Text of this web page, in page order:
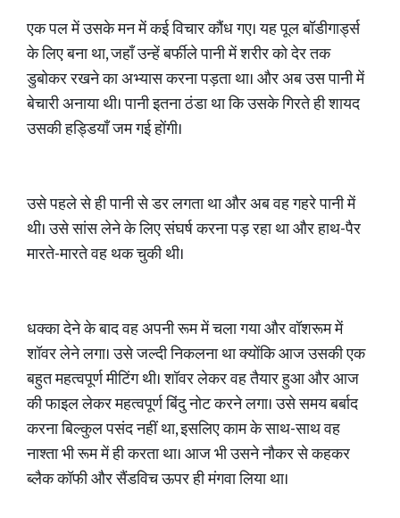
​एक पल में उसके मन में कई विचार कौंध गए। यह पूल बॉडीगार्ड्स
के लिए बना था, जहाँ उन्हें बर्फीले पानी में शरीर को देर तक
डुबोकर रखने का अभ्यास करना पड़ता था। और अब उस पानी में
बेचारी अनाया थी। पानी इतना ठंडा था कि उसके गिरते ही शायद
उसकी हड्डियाँ जम गई होंगी।
​उसे पहले से ही पानी से डर लगता था और अब वह गहरे पानी में
थी। उसे सांस लेने के लिए संघर्ष करना पड़ रहा था और हाथ-पैर
मारते-मारते वह थक चुकी थी।
​धक्का देने के बाद वह अपनी रूम में चला गया और वॉशरूम में
शॉवर लेने लगा। उसे जल्दी निकलना था क्योंकि आज उसकी एक
बहुत महत्वपूर्ण मीटिंग थी। शॉवर लेकर वह तैयार हुआ और आज
की फाइल लेकर महत्वपूर्ण बिंदु नोट करने लगा। उसे समय बर्बाद
करना बिल्कुल पसंद नहीं था, इसलिए काम के साथ-साथ वह
नाश्ता भी रूम में ही करता था। आज भी उसने नौकर से कहकर
ब्लैक कॉफी और सैंडविच ऊपर ही मंगवा लिया था।